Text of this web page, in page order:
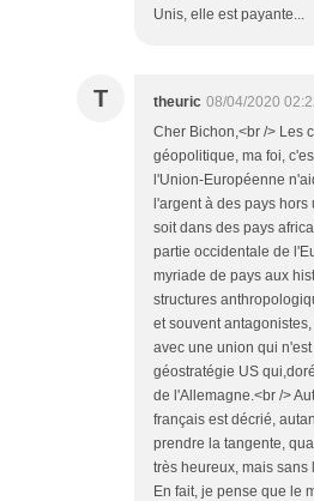
Unis, elle est payante...
T theuric 08/04/2020
Cher Bichon,<br /> Les
géopolitique, ma foi,
l'Union-Européenne
l'argent à des pays
soit dans des pays
partie occidentale de
myriade de pays aux
structures
et souvent
avec une union qui n'est
géostratégie US
de l'Allemagne.<br />
français est décrié,
prendre la tangente,
très heureux, mais sans
En fait, je pense que le